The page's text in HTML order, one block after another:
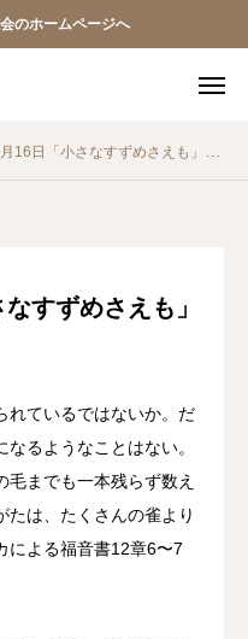
のホームページへ
16日「小さなすずめさえも」
すずめさえも」
ているではないか。だ
るようなことはない。
毛までも一本残らず数え
たは、たくさんの雀より
による福音書12章6〜7